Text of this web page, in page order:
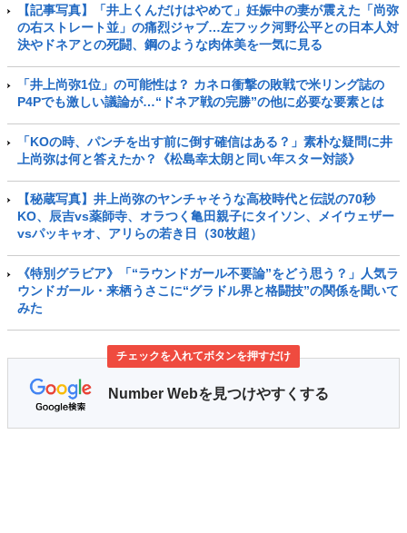
【記事写真】「井上くんだけはやめて」妊娠中の妻が震えた「尚弥
の右ストレート並」の痛烈ジャブ…左フック河野公平との日本人対
決やドネアとの死闘、鋼のような肉体美を一気に見る
「井上尚弥1位」の可能性は？ カネロ衝撃の敗戦で米リング誌の
P4Pでも激しい議論が…“ドネア戦の完勝”の他に必要な要素とは
「KOの時、パンチを出す前に倒す確信はある？」素朴な疑問に井
上尚弥は何と答えたか？《松島幸太朗と同い年スター対談》
【秘蔵写真】井上尚弥のヤンチャそうな高校時代と伝説の70秒
KO、辰吉vs薬師寺、オラつく亀田親子にタイソン、メイウェザー
vsパッキャオ、アリらの若き日（30枚超）
《特別グラビア》「“ラウンドガール不要論”をどう思う？」人気ラ
ウンドガール・来栖うさこに“グラドル界と格闘技”の関係を聞いて
みた
チェックを入れてボタンを押すだけ
Number Webを見つけやすくする